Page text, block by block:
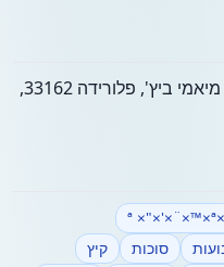
17140 NE 10th Ave, צפון מיאמי ביץ', פלורידה 33162,
סוכות
קיץ